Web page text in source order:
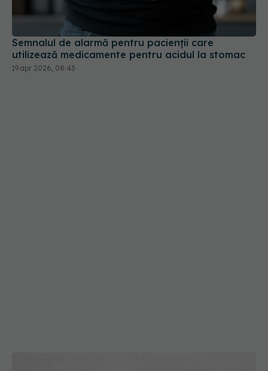
Semnalul de alarmă pentru pacienții care
utilizează medicamente pentru acidul la stomac
19 apr 2026, 08:43